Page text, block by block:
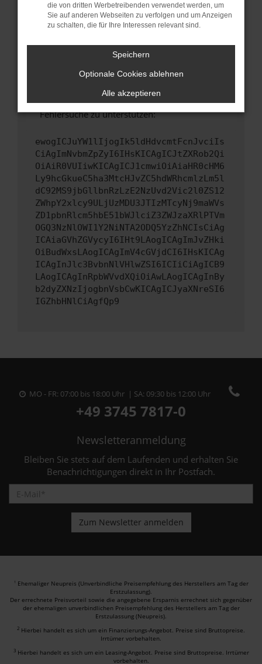
Sicherheitsrisiko, sondern kann auch dazu
führen, dass bestimmte Funktionen nicht mehr
unterstützt werden.
Wende dich an den Webseitenbetreiber.
Wenn du alle oben genannten Schritte versucht
hast, kontaktiere uns bitte. Wir werden
versuchen, das Problem zu beheben. Du kannst
uns diesen Text schicken, um uns bei der
Fehlersuche zu unterstützen:
ewogICJuYW1lIjogIk5ldHdvcmtFcnJvciIs
CiAgImNvbmZpZyI6IHsKICAgICJtZXRob2Qi
OiAiR0VUIiwKICAgICJ1cmwiOiAiaHR0cHM6
Ly9hcGkueC5ha3MtcHJvZC5hdWRhcmlzLm5l
dC92MS9jbGllbnRzLzE2NzUvd2Vic2l0ZS12
ZWhpY2xlcy9ULjUzMDU3JTIzMTcyNj9maWVs
ZD1pbnRlcm5hbE51bWJlciZ3ZWJzaXRlPTVm
OGQ3NzNlOWI1Y2NiNTA2ODQ5YzZhNCIsCiAg
ICAiaGVhZGVycyI6IHt9LAogICAgImJvZHki
OiBudWxsLAogICAgImV4cGVjdCI6IHsKICAg
ICAgInJlc3BvbnNlVHlwZSI6ICIiCiAgICB9
LAogICAgInRpbWVvdXQiOiAwLAogICAgInBy
b2dyZXNzIjogbnVsbCwKICAgICJyaXNreSI6
IGZhbHNlCiAgfQp9
MO - FR: 07:00 bis 18:00 Uhr | SA: 09:30 bis 12:00 Uhr
+49 3745 7817-0
Newsletteranmeldung
Bleiben Sie stets auf dem Laufenden und erhalten Sie
Benachrichtigungen direkt in Ihr Postfach.
1 Ehemaliger Neupreis (Unverbindliche Preisempfehlung des Herstellers am Tag der
Erstzulassung).
Der errechnete Preisvorteil sowie die angegebene Ersparnis errechnet sich gegenüber
der ehemaligen unverbindlichen Preisempfehlung des Herstellers am Tag der
Erstzulassung (Neupreis).
2 Hierbei handelt es sich um ein Finanzierungs-Angebot. Preise sind Bruttopreise.
Irrtümer vorbehalten.
3 Hierbei handelt es sich um ein Leasing-Angebot. Preise sind Bruttopreise. Irrtümer
vorbehalten.
die von dritten Werbetreibenden verwendet werden, um
Sie auf anderen Webseiten zu verfolgen und um Anzeigen
zu schalten, die für Ihre Interessen relevant sind.
Speichern
Optionale Cookies ablehnen
Alle akzeptieren